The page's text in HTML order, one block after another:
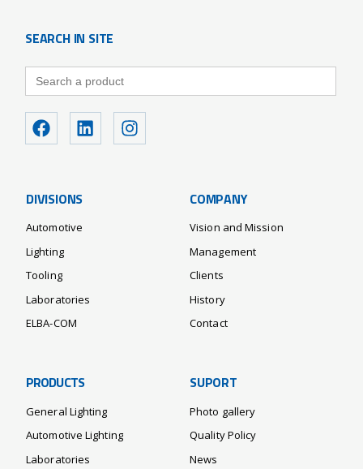
SEARCH IN SITE
Search
for:
DIVISIONS
Automotive
Lighting
Tooling
Laboratories
ELBA-COM
COMPANY
Vision and Mission
Management
Clients
History
Contact
PRODUCTS
General Lighting
Automotive Lighting
Laboratories
SUPORT
Photo gallery
Quality Policy
News